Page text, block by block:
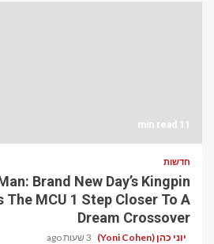
11 min read
חדשות
Brand New Day’s Kingpin
The MCU 1 Step Closer To A
Dream Crossover
יוני כהן (Yoni Cohen) 3 שעות ago